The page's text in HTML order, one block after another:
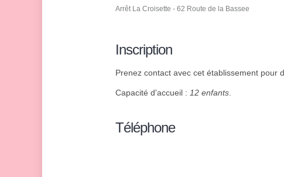
Arrêt La Croisette - 62 Route de la Bassee
Inscription
Prenez contact avec cet établissement pour
Capacité d'accueil : 12 enfants.
Téléphone